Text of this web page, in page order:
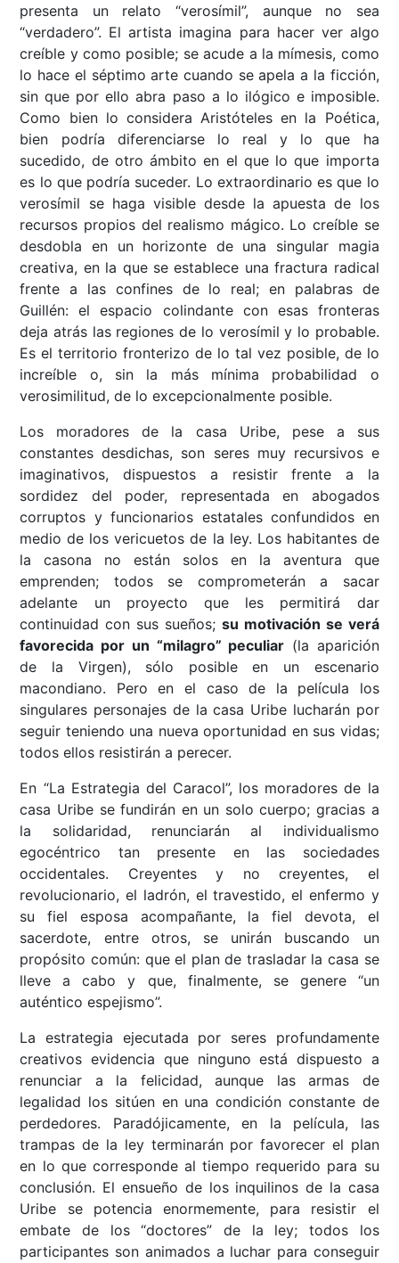
presenta un relato “verosímil”, aunque no sea
“verdadero”. El artista imagina para hacer ver algo
creíble y como posible; se acude a la mímesis, como
lo hace el séptimo arte cuando se apela a la ficción,
sin que por ello abra paso a lo ilógico e imposible.
Como bien lo considera Aristóteles en la Poética,
bien podría diferenciarse lo real y lo que ha
sucedido, de otro ámbito en el que lo que importa
es lo que podría suceder. Lo extraordinario es que lo
verosímil se haga visible desde la apuesta de los
recursos propios del realismo mágico. Lo creíble se
desdobla en un horizonte de una singular magia
creativa, en la que se establece una fractura radical
frente a las confines de lo real; en palabras de
Guillén: el espacio colindante con esas fronteras
deja atrás las regiones de lo verosímil y lo probable.
Es el territorio fronterizo de lo tal vez posible, de lo
increíble o, sin la más mínima probabilidad o
verosimilitud, de lo excepcionalmente posible.
Los moradores de la casa Uribe, pese a sus
constantes desdichas, son seres muy recursivos e
imaginativos, dispuestos a resistir frente a la
sordidez del poder, representada en abogados
corruptos y funcionarios estatales confundidos en
medio de los vericuetos de la ley. Los habitantes de
la casona no están solos en la aventura que
emprenden; todos se comprometerán a sacar
adelante un proyecto que les permitirá dar
continuidad con sus sueños; su motivación se verá
favorecida por un “milagro” peculiar (la aparición
de la Virgen), sólo posible en un escenario
macondiano. Pero en el caso de la película los
singulares personajes de la casa Uribe lucharán por
seguir teniendo una nueva oportunidad en sus vidas;
todos ellos resistirán a perecer.
En “La Estrategia del Caracol”, los moradores de la
casa Uribe se fundirán en un solo cuerpo; gracias a
la solidaridad, renunciarán al individualismo
egocéntrico tan presente en las sociedades
occidentales. Creyentes y no creyentes, el
revolucionario, el ladrón, el travestido, el enfermo y
su fiel esposa acompañante, la fiel devota, el
sacerdote, entre otros, se unirán buscando un
propósito común: que el plan de trasladar la casa se
lleve a cabo y que, finalmente, se genere “un
auténtico espejismo”.
La estrategia ejecutada por seres profundamente
creativos evidencia que ninguno está dispuesto a
renunciar a la felicidad, aunque las armas de
legalidad los sitúen en una condición constante de
perdedores. Paradójicamente, en la película, las
trampas de la ley terminarán por favorecer el plan
en lo que corresponde al tiempo requerido para su
conclusión. El ensueño de los inquilinos de la casa
Uribe se potencia enormemente, para resistir el
embate de los “doctores” de la ley; todos los
participantes son animados a luchar para conseguir